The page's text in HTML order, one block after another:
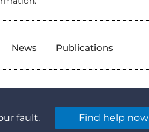
News Publications
fault. Find help now